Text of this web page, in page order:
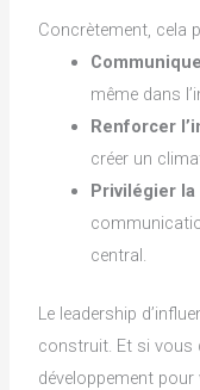
Concrètement, cela
même dans
Renforcer
créer un
Privilégier
central.
Le leadership
construit. Et si vous
développement